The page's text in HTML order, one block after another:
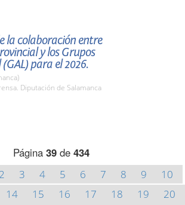
la colaboración entre
y los Grupos
para el 2026.
Diputación de Salamanca
Página 39 de 434
2 3 4 5 6 7 8 9
10
14 15 16 17 18 19
20